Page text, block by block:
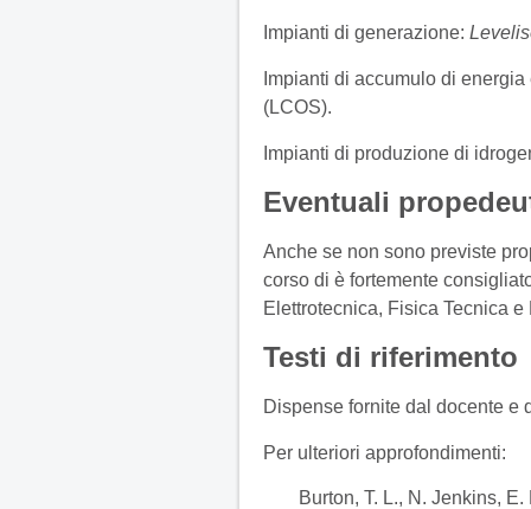
Impianti di generazione:
Impianti di accumulo di
(LCOS).
Impianti di produzione di
Eventuali
Anche se non sono previste
corso di è fortemente
Elettrotecnica, Fisica Tecnica e
Testi di riferimento
Dispense fornite dal docente e
Per ulteriori approfondimenti:
Burton, T. L., N. Jenkins,